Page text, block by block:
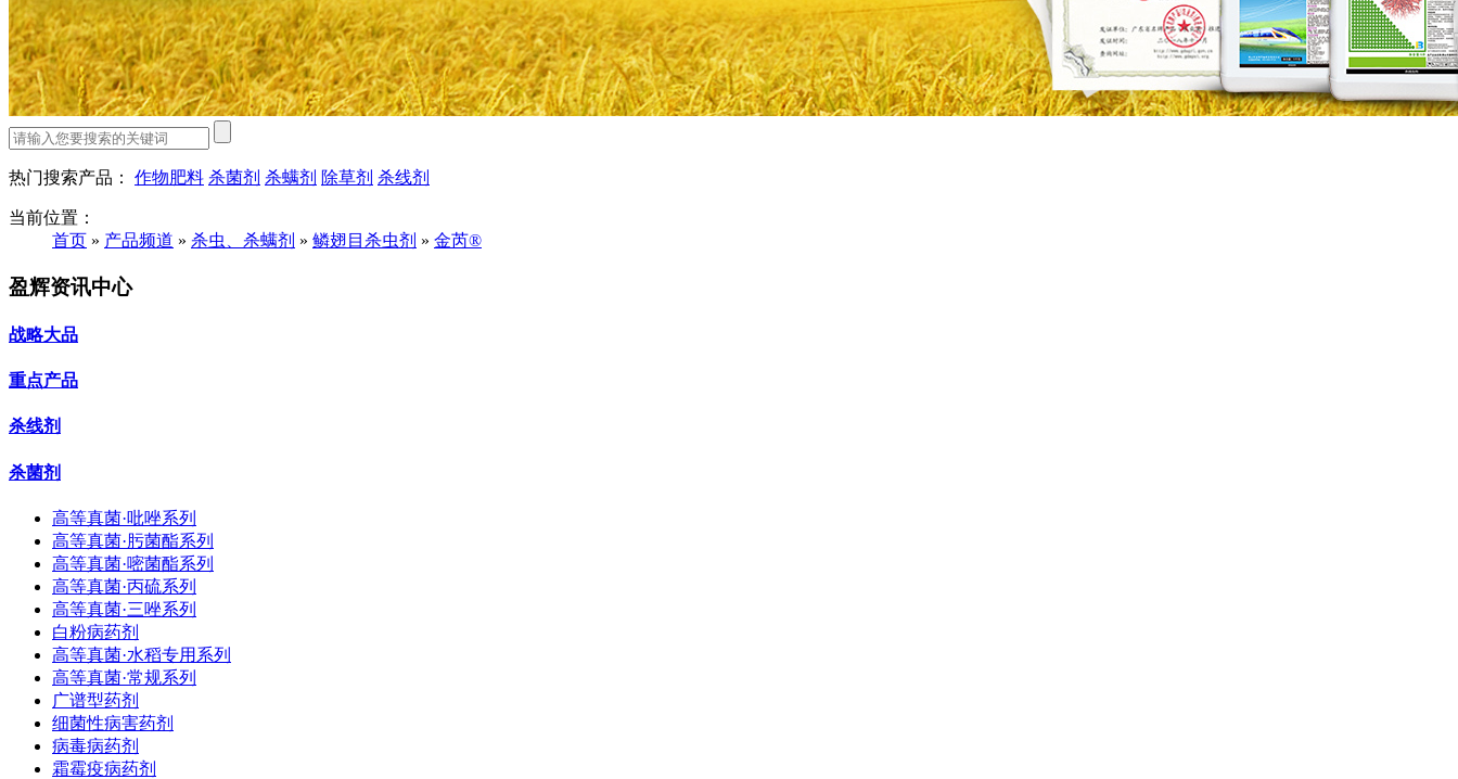
热门搜索产品： 作物肥料 杀菌剂 杀螨剂 除草剂 杀线剂
当前位置：
首页 » 产品频道 » 杀虫、杀螨剂 » 鳞翅目杀虫剂 » 金芮®
盈辉资讯中心
战略大品
重点产品
杀线剂
杀菌剂
高等真菌·吡唑系列
高等真菌·肟菌酯系列
高等真菌·嘧菌酯系列
高等真菌·丙硫系列
高等真菌·三唑系列
白粉病药剂
高等真菌·水稻专用系列
高等真菌·常规系列
广谱型药剂
细菌性病害药剂
病毒病药剂
霜霉疫病药剂